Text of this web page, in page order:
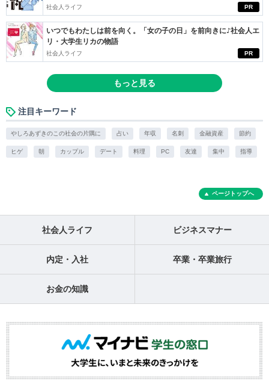
PR
社会人ライフ
PR
いつでもわたしは前を向く。「女の子の日」を前向きに♪社会人エ
リ・大学生リカの物語
社会人ライフ
もっと見る
注目キーワード
やしろあずきのこの社会の片隅に 占い 年収 名刺 金融資産 節約
ヒゲ 朝 カップル デート 料理 PC 友達 集中 指導
ページトップへ
社会人ライフ ビジネスマナー
内定・入社 卒業・卒業旅行
お金の知識